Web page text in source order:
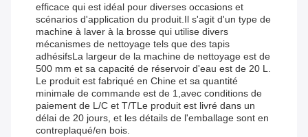
efficace qui est idéal pour diverses occasions et
scénarios d'application du produit.Il s'agit d'un type de
machine à laver à la brosse qui utilise divers
mécanismes de nettoyage tels que des tapis
adhésifsLa largeur de la machine de nettoyage est de
500 mm et sa capacité de réservoir d'eau est de 20 L.
Le produit est fabriqué en Chine et sa quantité
minimale de commande est de 1,avec conditions de
paiement de L/C et T/TLe produit est livré dans un
délai de 20 jours, et les détails de l'emballage sont en
contreplaqué/en bois.